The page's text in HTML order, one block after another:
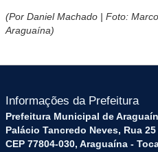
(Por Daniel Machado | Foto:
Araguaína)
Informações da Prefeitura
Prefeitura Municipal de
Palácio Tancredo Neves, Rua
CEP 77804-030, Araguaína -